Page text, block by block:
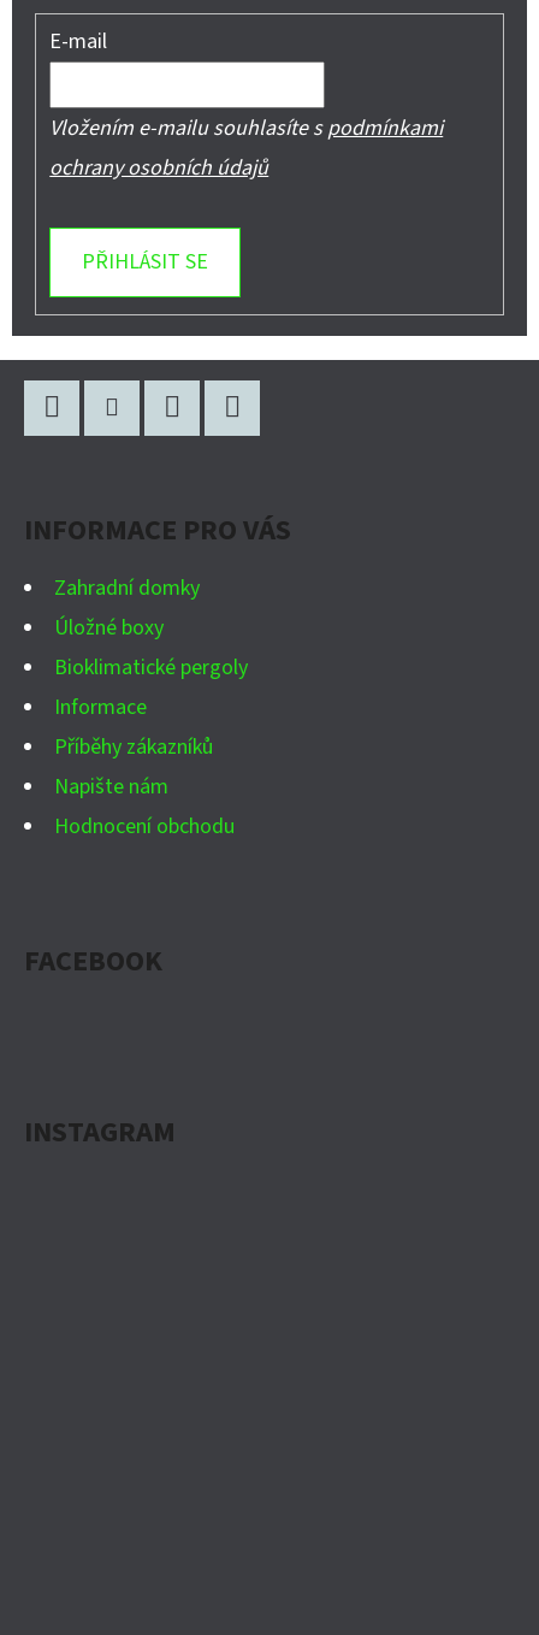
E-mail
Vložením e-mailu souhlasíte spodmínkami
ochrany osobních údajů
PŘIHLÁSIT SE
INFORMACE PRO VÁS
Zahradní domky
Úložné boxy
Bioklimatické pergoly
Informace
Příběhy zákazníků
Napište nám
Hodnocení obchodu
FACEBOOK
INSTAGRAM